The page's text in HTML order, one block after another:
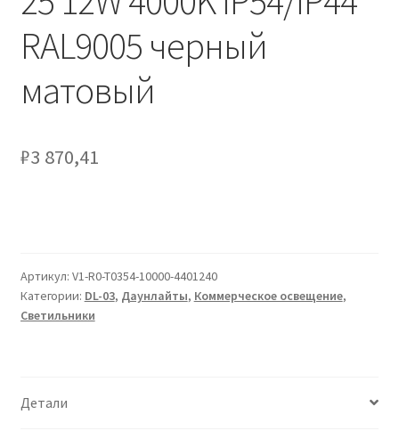
Сертификаты
Таблица выбора вводного щитка
RAL9005 черный
матовый
₽3 870,41
Артикул: V1-R0-T0354-10000-4401240
Категории: DL-03, Даунлайты, Коммерческое освещение,
Светильники
Детали